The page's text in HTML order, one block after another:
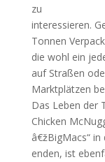
zu
interessieren.
Tonnen
die wohl ein
auf Straßen
Marktplätzen
Das Leben der
Chicken
â€žBigMacs“
enden, ist